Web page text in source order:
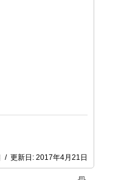
/ 更新日: 2017年4月21日